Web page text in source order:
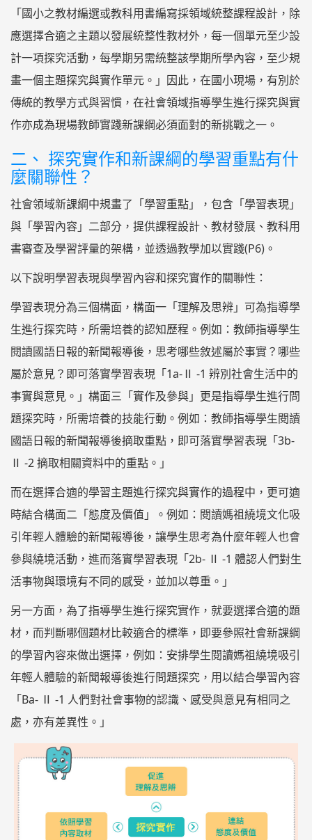
「國小之教材編選或教科用書編寫採領域統整課程設計，除
應選擇合適之主題以發展統整性教材外，每一個單元至少設
計一項探究活動，每學期另需統整該學期所學內容，至少規
畫一個主題探究與實作單元。」因此，在國小現場，有別於
傳統的教學方式與習慣，在社會領域指導學生進行探究與實
作亦成為現場教師實踐新課綱必須面對的新挑戰之一。
二、 探究實作和新課綱的學習重點有什
麼關聯性？
社會領域新課綱中規畫了「學習重點」，包含「學習表現」
與「學習內容」二部分，提供課程設計、教材發展、教科用
書審查及學習評量的架構，並透過教學加以實踐(P6)。
以下說明學習表現與學習內容和探究實作的關聯性：
學習表現分為三個構面，構面一「理解及思辨」可為指導學
生進行探究時，所需培養的認知歷程。例如：教師指導學生
閱讀國語日報的新聞報導後，思考哪些敘述屬於事實？哪些
屬於意見？即可落實學習表現「1a-Ⅱ -1 辨別社會生活中的
事實與意見。」構面三「實作及參與」更是指導學生進行問
題探究時，所需培養的技能行動。例如：教師指導學生閱讀
國語日報的新聞報導後摘取重點，即可落實學習表現「3b-
Ⅱ -2 摘取相關資料中的重點。」
而在選擇合適的學習主題進行探究與實作的過程中，更可適
時結合構面二「態度及價值」。例如：閱讀媽祖繞境文化吸
引年輕人體驗的新聞報導後，讓學生思考為什麼年輕人也會
參與繞境活動，進而落實學習表現「2b- Ⅱ -1 體認人們對生
活事物與環境有不同的感受，並加以尊重。」
另一方面，為了指導學生進行探究實作，就要選擇合適的題
材，而判斷哪個題材比較適合的標準，即要參照社會新課綱
的學習內容來做出選擇，例如：安排學生閱讀媽祖繞境吸引
年輕人體驗的新聞報導後進行問題探究，用以結合學習內容
「Ba- Ⅱ -1 人們對社會事物的認識、感受與意見有相同之
處，亦有差異性。」